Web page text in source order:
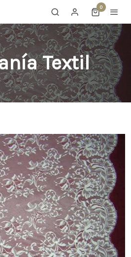
0
Textil